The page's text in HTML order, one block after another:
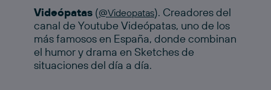
Videópatas (@Videopatas). Creadores del
canal de Youtube Videópatas, uno de los
más famosos en España, donde combinan
el humor y drama en Sketches de
situaciones del día a día.